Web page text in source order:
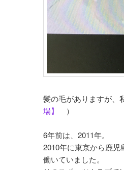
髪の毛がありますが、
場】
）
6年前は、2011年。
2010年に東京から鹿
働いていました。